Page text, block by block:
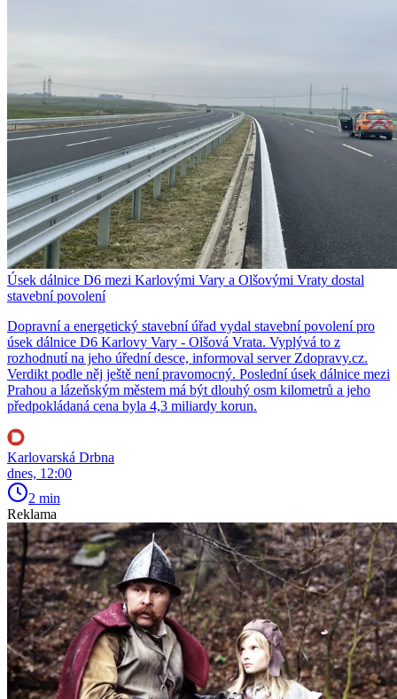
Úsek dálnice D6 mezi Karlovými Vary a Olšovými Vraty dostal
stavební povolení
Dopravní a energetický stavební úřad vydal stavební povolení pro
úsek dálnice D6 Karlovy Vary - Olšová Vrata. Vyplývá to z
rozhodnutí na jeho úřední desce, informoval server Zdopravy.cz.
Verdikt podle něj ještě není pravomocný. Poslední úsek dálnice mezi
Prahou a lázeňským městem má být dlouhý osm kilometrů a jeho
předpokládaná cena byla 4,3 miliardy korun.
Karlovarská Drbna
dnes, 12:00
2 min
Reklama